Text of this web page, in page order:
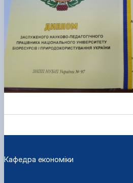
Кафедра економіки